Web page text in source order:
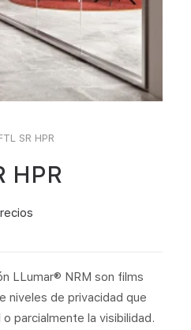
SR HPR
HPR
LLumar® NRM son films
niveles de privacidad que
parcialmente la visibilidad.